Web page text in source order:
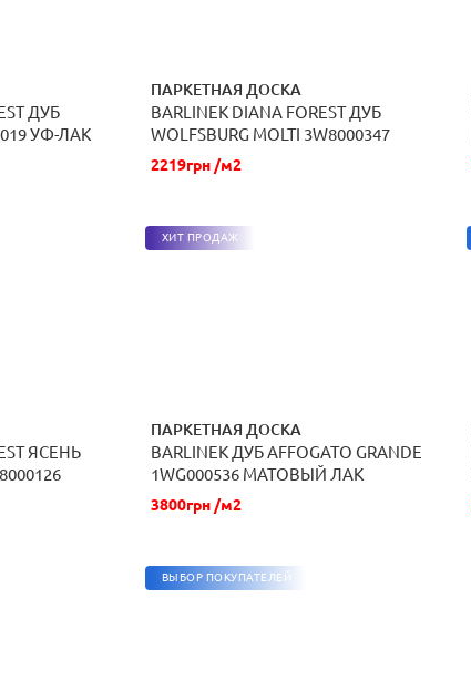
ДУБ
УФ-ЛАК
ПАРКЕТНАЯ ДОСКА
BARLINEK DIANA FOREST ДУБ
WOLFSBURG MOLTI 3W8000347
БЕЛЫЙ МАТОВЫЙ ЛАК
2219грн /м2
ЗАКАЗАТЬ
ЯСЕНЬ
ХИТ ПРОДАЖ
ПАРКЕТНАЯ ДОСКА
BARLINEK ДУБ AFFOGATO GRANDE
1WG000536 МАТОВЫЙ ЛАК
3800грн /м2
ЗАКАЗАТЬ
ВЫБОР ПОКУПАТЕЛЕЙ